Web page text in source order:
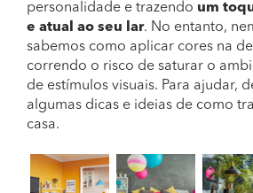
personalidade e trazendo um
e atual ao seu lar. No entanto,
sabemos como aplicar cores na
correndo o risco de saturar o
de estímulos visuais. Para ajudar,
algumas dicas e ideias de como
casa.